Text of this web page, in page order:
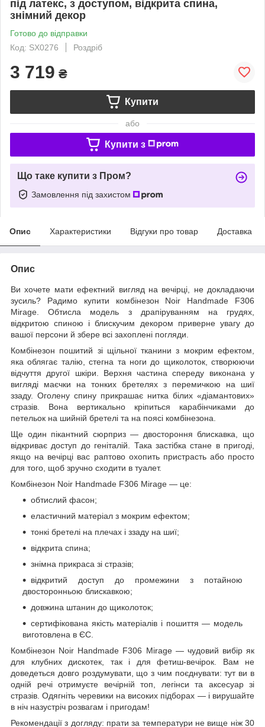
під латекс, з доступом, відкрита спина,
знімний декор
Готово до відправки
Код: SX0276
Роздріб
3 719 ₴
Купити
або
Купити з
Що таке купити з Пром?
Замовлення під захистом
Опис Характеристики Відгуки про товар Доставка
Опис
Ви хочете мати ефектний вигляд на вечірці, не докладаючи
зусиль? Радимо купити комбінезон Noir Handmade F306
Mirage. Обтисла модель з драпіруванням на грудях,
відкритою спиною і блискучим декором приверне увагу до
вашої персони й збере всі захоплені погляди.
Комбінезон пошитий зі щільної тканини з мокрим ефектом,
яка облягає талію, стегна та ноги до щиколоток, створюючи
відчуття другої шкіри. Верхня частина спереду виконана у
вигляді маєчки на тонких бретелях з перемичкою на шиї
ззаду. Оголену спину прикрашає нитка білих «діамантових»
стразів. Вона вертикально кріпиться карабінчиками до
петельок на шийній бретелі та на поясі комбінезона.
Ще один пікантний сюрприз — двостороння блискавка, що
відкриває доступ до геніталій. Така застібка стане в пригоді,
якщо на вечірці вас раптово охопить пристрасть або просто
для того, щоб зручно сходити в туалет.
Комбінезон Noir Handmade F306 Mirage — це:
обтислий фасон;
еластичний матеріал з мокрим ефектом;
тонкі бретелі на плечах і ззаду на шиї;
відкрита спина;
знімна прикраса зі стразів;
відкритий доступ до промежини з потайною
двосторонньою блискавкою;
довжина штанин до щиколоток;
сертифікована якість матеріалів і пошиття — модель
виготовлена в ЄС.
Комбінезон Noir Handmade F306 Mirage — чудовий вибір як
для клубних дискотек, так і для фетиш-вечірок. Вам не
доведеться довго роздумувати, що з чим поєднувати: тут ви в
одній речі отримуєте вечірній топ, легінси та аксесуар зі
стразів. Одягніть черевики на високих підборах — і вирушайте
в ніч назустріч розвагам і пригодам!
Рекомендації з догляду: прати за температури не вище ніж 30